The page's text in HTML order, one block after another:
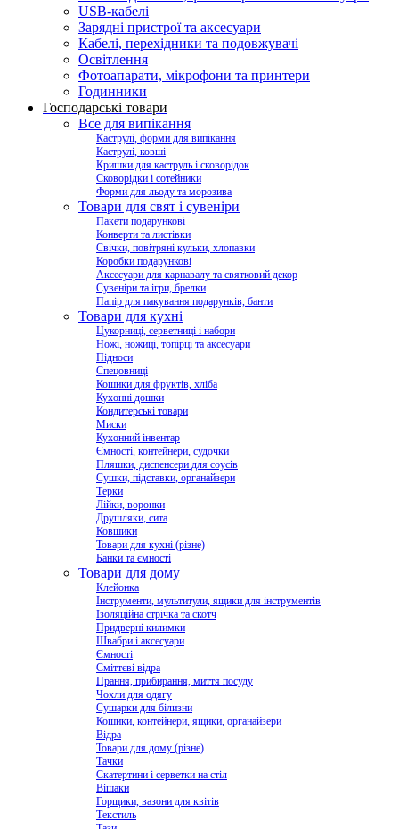
USB-кабелі
Зарядні пристрої та аксесуари
Кабелі, перехідники та подовжувачі
Освітлення
Фотоапарати, мікрофони та принтери
Годинники
Господарські товари
Все для випікання
Каструлі, форми для випікання
Каструлі, ковші
Кришки для каструль і сковорідок
Сковорідки і сотейники
Форми для льоду та морозива
Товари для свят і сувеніри
Пакети подарункові
Конверти та листівки
Свічки, повітряні кульки, хлопавки
Коробки подарункові
Аксесуари для карнавалу та святковий декор
Сувеніри та ігри, брелки
Папір для пакування подарунків, банти
Товари для кухні
Цукорниці, серветниці і набори
Ножі, ножиці, топірці та аксесуари
Підноси
Спецовниці
Кошики для фруктів, хліба
Кухонні дошки
Кондитерські товари
Миски
Кухонний інвентар
Ємності, контейнери, судочки
Пляшки, диспенсери для соусів
Сушки, підставки, органайзери
Терки
Лійки, воронки
Друшляки, сита
Ковшики
Товари для кухні (різне)
Банки та ємності
Товари для дому
Клейонка
Інструменти, мультитули, ящики для інструментів
Ізоляційна стрічка та скотч
Придверні килимки
Швабри і аксесуари
Ємності
Сміттєві відра
Прання, прибирання, миття посуду
Чохли для одягу
Сушарки для білизни
Кошики, контейнери, ящики, органайзери
Відра
Товари для дому (різне)
Тачки
Скатертини і серветки на стіл
Вішаки
Горщики, вазони для квітів
Текстиль